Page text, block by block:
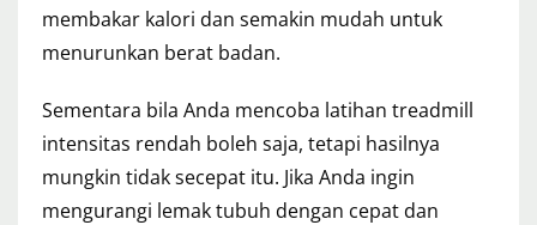
membakar kalori dan semakin mudah untuk
menurunkan berat badan.
Sementara bila Anda mencoba latihan treadmill
intensitas rendah boleh saja, tetapi hasilnya
mungkin tidak secepat itu. Jika Anda ingin
mengurangi lemak tubuh dengan cepat dan